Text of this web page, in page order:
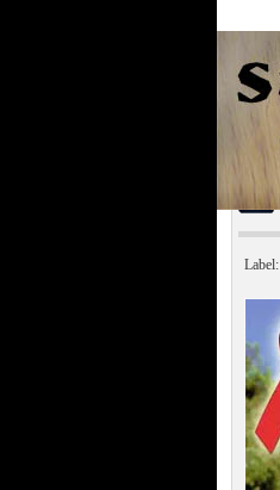
Label: